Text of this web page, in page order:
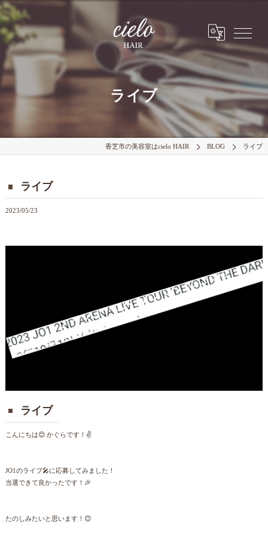
ライブ
香芝市の美容室はcielo HAIR BLOG ライブ
ライブ
2023/05/23
ライブ
こんにちは😊 かぐらです！✌️
JO1のライブ🎤に応募してみました！
当選できて良かったです！🎉
たのしみたいと思います！😊